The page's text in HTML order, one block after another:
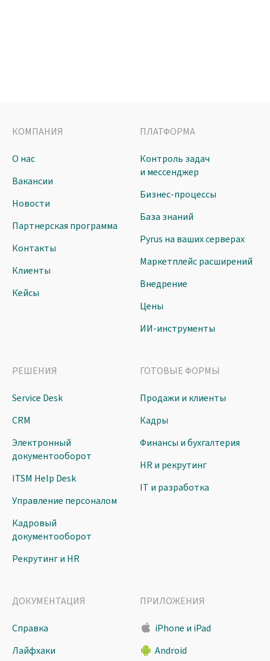
КОМПАНИЯ
О нас
Вакансии
Новости
Партнерская программа
Контакты
Клиенты
Кейсы
ПЛАТФОРМА
Контроль задач
и мессенджер
Бизнес-процессы
База знаний
Pyrus на ваших серверах
Маркетплейс расширений
Внедрение
Цены
ИИ-инструменты
РЕШЕНИЯ
Service Desk
CRM
Электронный
документооборот
ITSM Help Desk
Управление персоналом
Кадровый
документооборот
Рекрутинг и HR
ГОТОВЫЕ ФОРМЫ
Продажи и клиенты
Кадры
Финансы и бухгалтерия
HR и рекрутинг
IT и разработка
ДОКУМЕНТАЦИЯ
Справка
Лайфхаки
ПРИЛОЖЕНИЯ
iPhone и iPad
Android